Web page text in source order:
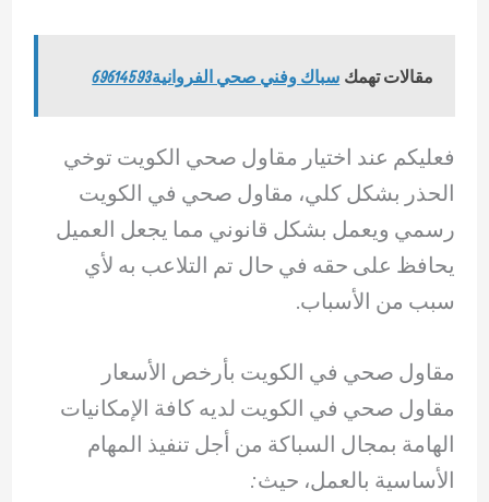
مقالات تهمك سباك وفني صحي الفروانية69614593
فعليكم عند اختيار مقاول صحي الكويت توخي
الحذر بشكل كلي، مقاول صحي في الكويت
رسمي ويعمل بشكل قانوني مما يجعل العميل
يحافظ على حقه في حال تم التلاعب به لأي
سبب من الأسباب.
مقاول صحي في الكويت بأرخص الأسعار
مقاول صحي في الكويت لديه كافة الإمكانيات
الهامة بمجال السباكة من أجل تنفيذ المهام
الأساسية بالعمل، حيث: